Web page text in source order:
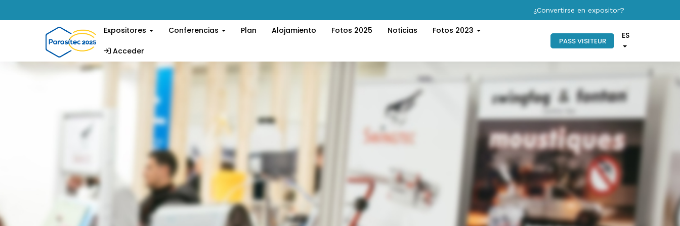
¿Convertirse en expositor?
Expositores Conferencias Plan Alojamiento Fotos 2025 Noticias Fotos 2023
Acceder
PASS VISITEUR
ES